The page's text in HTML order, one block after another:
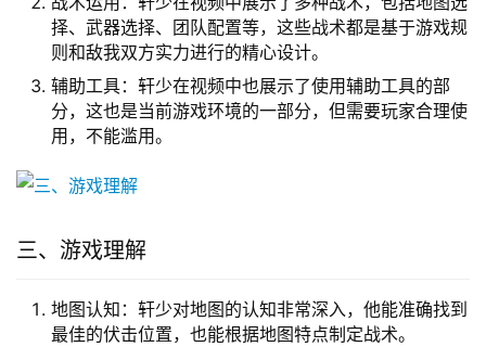
择、武器选择、团队配置等，这些战术都是基于游戏规
则和敌我双方实力进行的精心设计。
辅助工具：轩少在视频中也展示了使用辅助工具的部
分，这也是当前游戏环境的一部分，但需要玩家合理使
用，不能滥用。
三、游戏理解
地图认知：轩少对地图的认知非常深入，他能准确找到
最佳的伏击位置，也能根据地图特点制定战术。